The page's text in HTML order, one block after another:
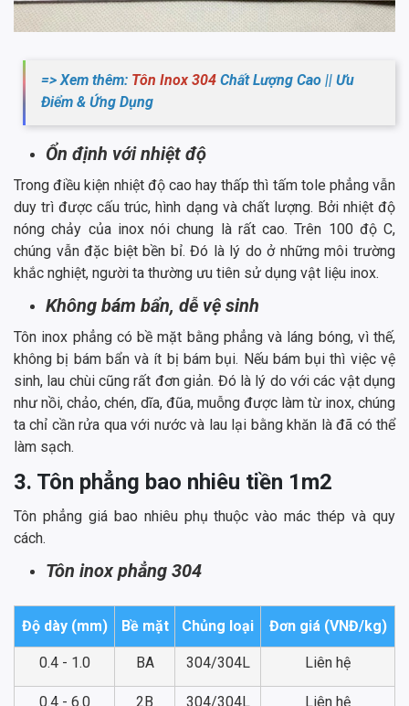
=> Xem thêm: Tôn Inox 304 Chất Lượng Cao || Ưu
Điểm & Ứng Dụng
Ổn định với nhiệt độ
Trong điều kiện nhiệt độ cao hay thấp thì tấm tole phẳng vẫn
duy trì được cấu trúc, hình dạng và chất lượng. Bởi nhiệt độ
nóng chảy của inox nói chung là rất cao. Trên 100 độ C,
chúng vẫn đặc biệt bền bỉ. Đó là lý do ở những môi trường
khắc nghiệt, người ta thường ưu tiên sử dụng vật liệu inox.
Không bám bẩn, dễ vệ sinh
Tôn inox phẳng có bề mặt bằng phẳng và láng bóng, vì thế,
không bị bám bẩn và ít bị bám bụi. Nếu bám bụi thì việc vệ
sinh, lau chùi cũng rất đơn giản. Đó là lý do với các vật dụng
như nồi, chảo, chén, dĩa, đũa, muỗng được làm từ inox, chúng
ta chỉ cần rửa qua với nước và lau lại bằng khăn là đã có thể
làm sạch.
3. Tôn phẳng bao nhiêu tiền 1m2
Tôn phẳng giá bao nhiêu phụ thuộc vào mác thép và quy
cách.
Tôn inox phẳng 304
Độ dày (mm) Bề mặt Chủng loại Đơn giá (VNĐ/kg)
0.4 - 1.0 BA 304/304L Liên hệ
0.4 - 6.0 2B 304/304L Liên hệ